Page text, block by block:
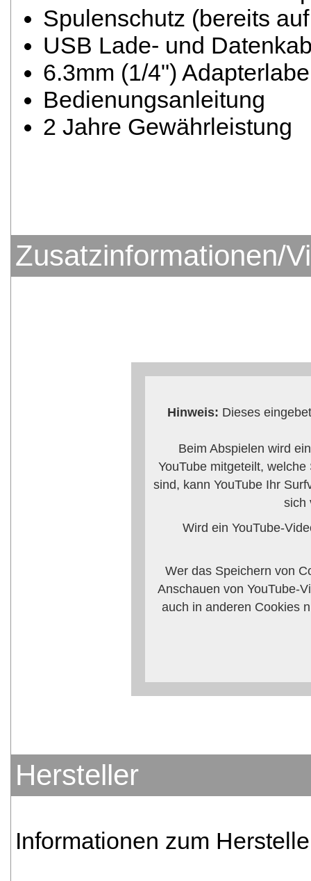
Spulenschutz (bereits
USB Lade- und
6.3mm (1/4")
Bedienungsanleitung
2 Jahre Gewährleistung
Zusatzinformationen/
Hinweis: Dieses
Beim Abspielen wird
YouTube mitgeteilt,
sind, kann YouTube Ihr
sich
Wird ein YouTube-
Wer das Speichern von
Anschauen von YouTube-
auch in anderen Cookies
Hersteller
Informationen zum